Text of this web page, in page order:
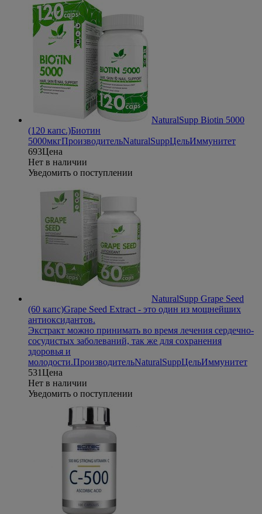
NaturalSupp Biotin 5000
(120 капс.)Биотин
5000мкгПроизводительNaturalSuppЦельИммунитет
693Цена
Нет в наличии
Уведомить о поступлении
NaturalSupp Grape Seed
(60 капс)Grape Seed Extract - это один из мощнейших
антиоксидантов.
Экстракт можно принимать во время лечения сердечно-
сосудистых заболеваний, так же для сохранения
здоровья и
молодости.ПроизводительNaturalSuppЦельИммунитет
531Цена
Нет в наличии
Уведомить о поступлении